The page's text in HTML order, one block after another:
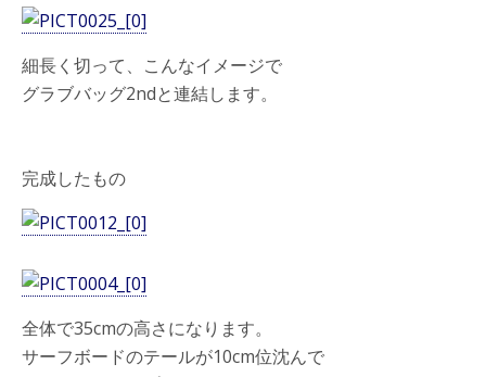
細長く切って、こんなイメージで
グラブバッグ2ndと連結します。
完成したもの
全体で35cmの高さになります。
サーフボードのテールが10cm位沈んで